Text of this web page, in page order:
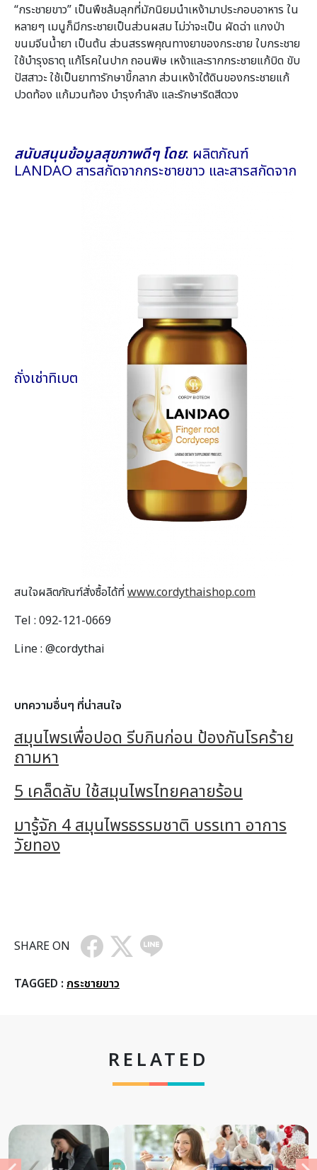
“กระชายขาว” เป็นพืชล้มลุกที่มักนิยมนำเหง้ามาประกอบอาหาร ใน
หลายๆ เมนูก็มีกระชายเป็นส่วนผสม ไม่ว่าจะเป็น ผัดฉ่า แกงป่า
ขนมจีนน้ำยา เป็นต้น ส่วนสรรพคุณทางยาของกระชาย ใบกระชาย
ใช้บำรุงธาตุ แก้โรคในปาก ถอนพิษ เหง้าและรากกระชายแก้บิด ขับ
ปัสสาวะ ใช้เป็นยาทารักษาขี้กลาก ส่วนเหง้าใต้ดินของกระชายแก้
ปวดท้อง แก้มวนท้อง บำรุงกำลัง และรักษาริดสีดวง
สนับสนุนข้อมูลสุขภาพดีๆ โดย: ผลิตภัณฑ์
LANDAO สารสกัดจากกระชายขาว และสารสกัดจาก
ถั่งเช่าทิเบต
สนใจผลิตภัณฑ์สั่งซื้อได้ที่www.cordythaishop.com
Tel : 092-121-0669
Line : @cordythai
บทความอื่นๆ ที่น่าสนใจ
สมุนไพรเพื่อปอด รีบกินก่อน ป้องกันโรคร้าย
ถามหา
5 เคล็ดลับ ใช้สมุนไพรไทยคลายร้อน
มารู้จัก 4 สมุนไพรธรรมชาติ บรรเทา อาการ
วัยทอง
SHARE ON
TAGGED : กระชายขาว
RELATED